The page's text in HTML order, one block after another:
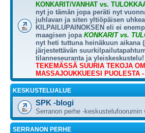
KONKARIT/VANHAT vs.
nyt jo tämän jopa peräti nyt
juhlavan ja siten yltiöpäisen
KILPAILUPAINOKSEN eli ei
maagisen jopa KONKARIT vs.
nyt heti tuttuna heinäkuun aikana
järjestettävän
tilanneseuranta ja yleiskeskustelu!
TEKEMÄSSÄ SUURIA TEKOJA
MASSAJOUKKUEESI PUOLESTA
KESKUSTELUALUE
SPK -blogi
Serranon perhe -keskustelufoorumin
SERRANON PERHE